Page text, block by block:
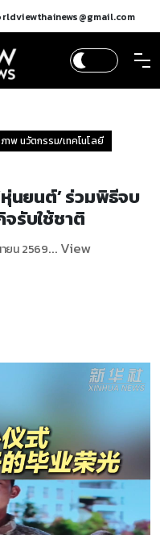
ภาพ นวัตกรรม/เทคโนโลยี
นยนต์’ ร่วมพิธีจบ
รับใช้ชาติ
ยน 2569... View